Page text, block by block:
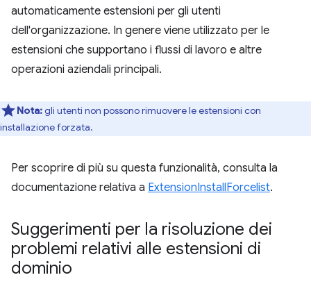
automaticamente estensioni per gli utenti
dell'organizzazione. In genere viene utilizzato per le
estensioni che supportano i flussi di lavoro e altre
operazioni aziendali principali.
Nota:gli utenti non possono rimuovere le estensioni con
installazione forzata.
Per scoprire di più su questa funzionalità, consulta la
documentazione relativa a ExtensionInstallForcelist.
Suggerimenti per la risoluzione dei
problemi relativi alle estensioni di
dominio